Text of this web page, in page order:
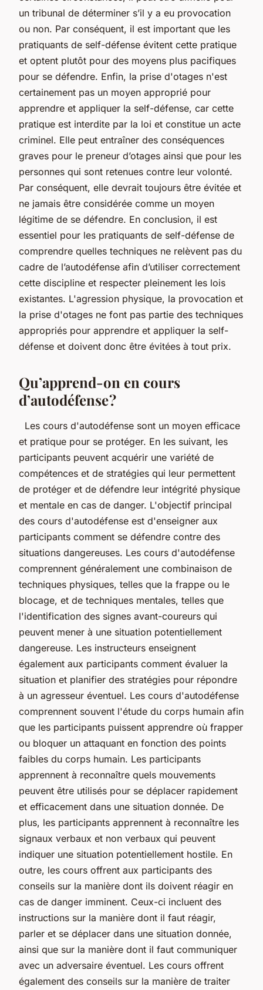
un tribunal de déterminer s’il y a eu provocation
ou non. Par conséquent, il est important que les
pratiquants de self-défense évitent cette pratique
et optent plutôt pour des moyens plus pacifiques
pour se défendre. Enfin, la prise d'otages n'est
certainement pas un moyen approprié pour
apprendre et appliquer la self-défense, car cette
pratique est interdite par la loi et constitue un acte
criminel. Elle peut entraîner des conséquences
graves pour le preneur d’otages ainsi que pour les
personnes qui sont retenues contre leur volonté.
Par conséquent, elle devrait toujours être évitée et
ne jamais être considérée comme un moyen
légitime de se défendre. En conclusion, il est
essentiel pour les pratiquants de self-défense de
comprendre quelles techniques ne relèvent pas du
cadre de l’autodéfense afin d’utiliser correctement
cette discipline et respecter pleinement les lois
existantes. L'agression physique, la provocation et
la prise d'otages ne font pas partie des techniques
appropriés pour apprendre et appliquer la self-
défense et doivent donc être évitées à tout prix.
Qu’apprend-on en cours
d’autodéfense ?
Les cours d'autodéfense sont un moyen efficace
et pratique pour se protéger. En les suivant, les
participants peuvent acquérir une variété de
compétences et de stratégies qui leur permettent
de protéger et de défendre leur intégrité physique
et mentale en cas de danger. L'objectif principal
des cours d'autodéfense est d'enseigner aux
participants comment se défendre contre des
situations dangereuses. Les cours d'autodéfense
comprennent généralement une combinaison de
techniques physiques, telles que la frappe ou le
blocage, et de techniques mentales, telles que
l'identification des signes avant-coureurs qui
peuvent mener à une situation potentiellement
dangereuse. Les instructeurs enseignent
également aux participants comment évaluer la
situation et planifier des stratégies pour répondre
à un agresseur éventuel. Les cours d'autodéfense
comprennent souvent l'étude du corps humain afin
que les participants puissent apprendre où frapper
ou bloquer un attaquant en fonction des points
faibles du corps humain. Les participants
apprennent à reconnaître quels mouvements
peuvent être utilisés pour se déplacer rapidement
et efficacement dans une situation donnée. De
plus, les participants apprennent à reconnaître les
signaux verbaux et non verbaux qui peuvent
indiquer une situation potentiellement hostile. En
outre, les cours offrent aux participants des
conseils sur la manière dont ils doivent réagir en
cas de danger imminent. Ceux-ci incluent des
instructions sur la manière dont il faut réagir,
parler et se déplacer dans une situation donnée,
ainsi que sur la manière dont il faut communiquer
avec un adversaire éventuel. Les cours offrent
également des conseils sur la manière de traiter